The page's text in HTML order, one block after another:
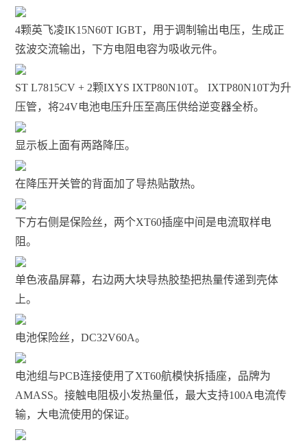
4颗英飞凌IK15N60T IGBT，用于调制输出电压，生成正
弦波交流输出，下方电阻电容为吸收元件。
ST L7815CV + 2颗IXYS IXTP80N10T。 IXTP80N10T为升
压管，将24V电池电压升压至高压供给逆变器全桥。
显示板上面有两路降压。
在降压开关管的背面加了导热贴散热。
下方右侧是保险丝，两个XT60插座中间是电流取样电
阻。
单色液晶屏幕，右边两大块导热胶垫把热量传递到壳体
上。
电池保险丝，DC32V60A。
电池组与PCB连接使用了XT60航模快拆插座，品牌为
AMASS。接触电阻极小发热量低，最大支持100A电流传
输，大电流使用的保证。